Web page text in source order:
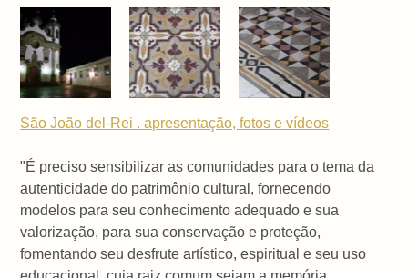
São João del-Rei . apresentação, fotos e vídeos
"É preciso sensibilizar as comunidades para o tema da
autenticidade do patrimônio cultural, fornecendo
modelos para seu conhecimento adequado e sua
valorização, para sua conservação e proteção,
fomentando seu desfrute artístico, espiritual e seu uso